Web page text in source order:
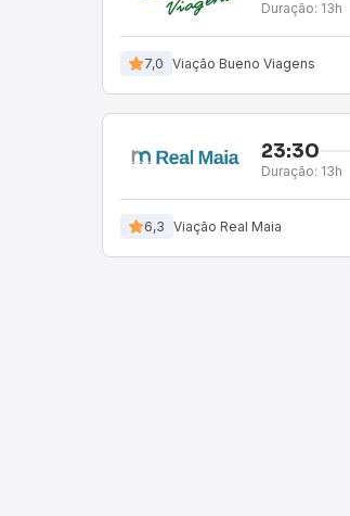
Duração: 13h
7,0 Viação Bueno Viagens
23:30
Duração: 13h
6,3 Viação Real Maia